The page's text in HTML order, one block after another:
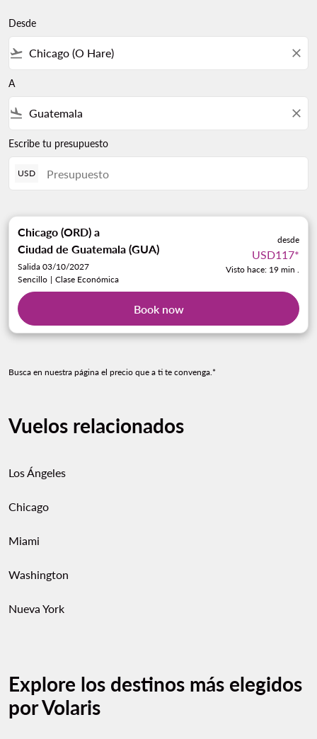
Desde
flight_takeoff close
A
flight_land close
Escribe tu presupuesto
USD
Chicago (ORD) a
Ciudad de Guatemala (GUA)
Salida 03/10/2027
Sencillo | Clase Económica
desde
USD117*
Visto hace: 19 min .
Book now
Busca en nuestra página el precio que a ti te convenga.*
Vuelos relacionados
Los Ángeles
Chicago
Miami
Washington
Nueva York
Explore los destinos más elegidos
por Volaris